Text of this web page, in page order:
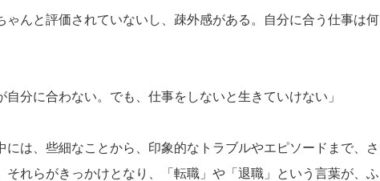
ゃんと評価されていないし、疎外感がある。自分に合う仕事は
自分に合わない。でも、仕事をしないと生きていけない」
には、些細なことから、印象的なトラブルやエピソードまで、
それらがきっかけとなり、「転職」や「退職」という言葉が、